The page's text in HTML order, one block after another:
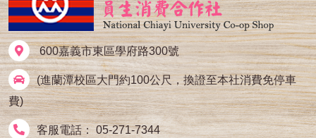
600嘉義市東區學府路300號
(進蘭潭校區大門約100公尺，換證至本社消費免停車
費)
客服電話： 05-271-7344